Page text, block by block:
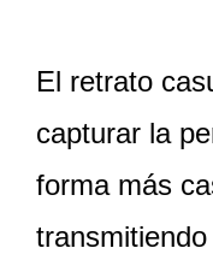
El retrato
capturar la
forma más